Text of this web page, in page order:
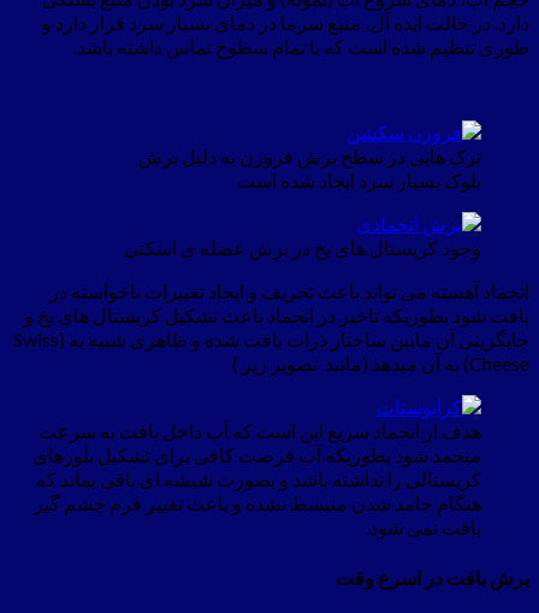
دارد. در حالت ایده آل، منبع سرما در دمای بسیار سرد قرار دارد و
طوری تنظیم شده است که با تمام سطوح تماس داشته باشد.
ترک هایی در سطح برش فروزن به دلیل برش
بلوک بسیار سرد ایجاد شده است
وجود کریستال های یخ در برش عضله ی اسکتی
انجماد آهسته می تواند باعث تحریف و ایجاد تغییرات ناخواسته در
بافت شود بطوریکه تاخیر در انجماد باعث تشکیل کریستال های یخ و
جایگزینی آن مابین ساختار ذرات بافت شده و ظاهری شبیه به (Swiss
Cheese) به آن میدهد.(مانند تصویر زیر )
هدف از انجماد سریع این است که آب داخل بافت به سرعت
منجمد شود بطوریکه آب فرصت کافی برای تشکیل بلورهای
کریستالی را نداشته باشد و بصورت شیشه ای باقی بماند که
هنگام جامد شدن منبسط نشده و باعث تغییر فرم چشم گیر
بافت نمی شود.
برش بافت در اسرع وقت